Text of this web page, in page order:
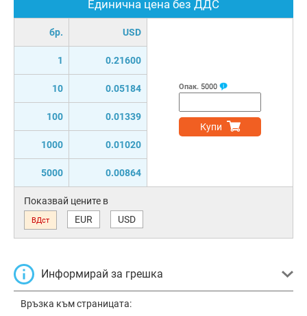
Единична цена без ДДС
бр. USD
1 0.21600
10 0.05184
100 0.01339
1000 0.01020
5000 0.00864
Опак. 5000
Купи
Показвай цените в
ВДст EUR USD
Информирай за грешка
Връзка към страницата: